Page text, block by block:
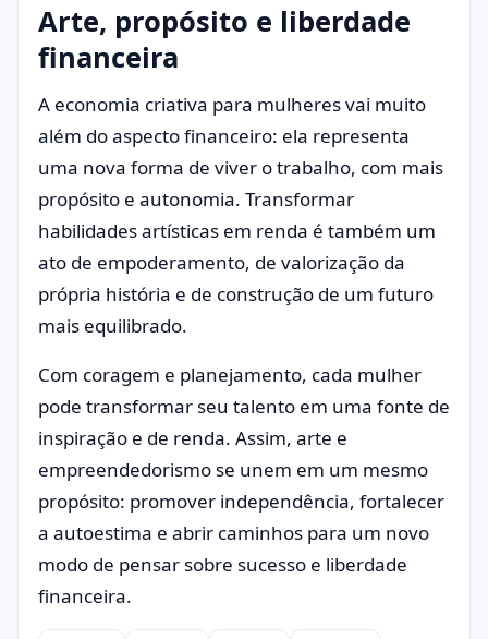
Arte, propósito e liberdade
financeira
A economia criativa para mulheres vai muito
além do aspecto financeiro: ela representa
uma nova forma de viver o trabalho, com mais
propósito e autonomia. Transformar
habilidades artísticas em renda é também um
ato de empoderamento, de valorização da
própria história e de construção de um futuro
mais equilibrado.
Com coragem e planejamento, cada mulher
pode transformar seu talento em uma fonte de
inspiração e de renda. Assim, arte e
empreendedorismo se unem em um mesmo
propósito: promover independência, fortalecer
a autoestima e abrir caminhos para um novo
modo de pensar sobre sucesso e liberdade
financeira.